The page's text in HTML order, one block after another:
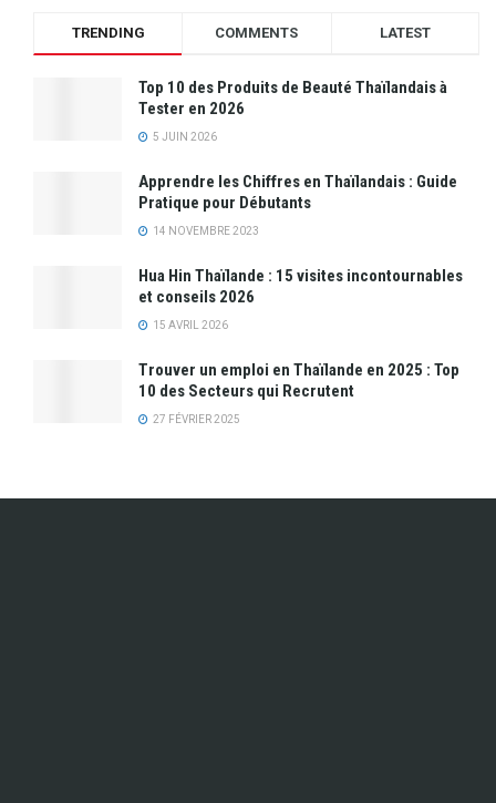
TRENDING COMMENTS LATEST
Top 10 des Produits de Beauté Thaïlandais à
Tester en 2026
5 JUIN 2026
Apprendre les Chiffres en Thaïlandais : Guide
Pratique pour Débutants
14 NOVEMBRE 2023
Hua Hin Thaïlande : 15 visites incontournables
et conseils 2026
15 AVRIL 2026
Trouver un emploi en Thaïlande en 2025 : Top
10 des Secteurs qui Recrutent
27 FÉVRIER 2025